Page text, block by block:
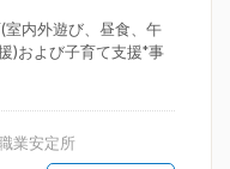
内外遊び、昼食、午
)および子育て支援*事
業安定所